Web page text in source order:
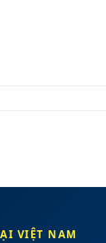
VIỆT NAM